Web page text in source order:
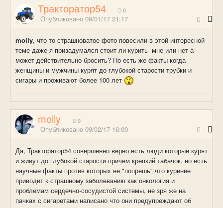
Тракторатор54 0
Опубликовано 09/01/17 21:17
molly, что то страшноватое фото повесили в этой интересной
теме даже я призадумался стоит ли курить мне или нет а
может действительно бросить? Но есть же факты когда
женщины и мужчины курят до глубокой старости трубки и
сигары и проживают более 100 лет
molly 0
Опубликовано 09/02/17 16:09
Да, Тракторатор54 совершенно верно есть люди которые курят
и живут до глубокой старости причем крепкий табачок, но есть
научные факты против которых не "попрешь" что курение
приводит к страшному заболеванию как онкология и
проблемам сердечно-сосудистой системы, не зря же на
пачках с сигаретами написано что они предупреждают об